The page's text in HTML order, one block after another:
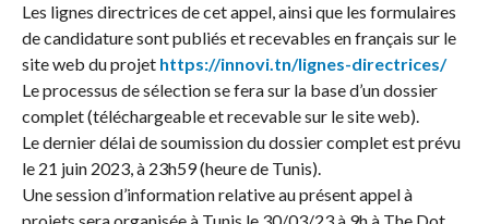
Les lignes directrices de cet appel, ainsi que les formulaires
de candidature sont publiés et recevables en français sur le
site web du projet https://innovi.tn/lignes-directrices/
Le processus de sélection se fera sur la base d’un dossier
complet (téléchargeable et recevable sur le site web).
Le dernier délai de soumission du dossier complet est prévu
le 21 juin 2023, à 23h59 (heure de Tunis).
Une session d’information relative au présent appel à